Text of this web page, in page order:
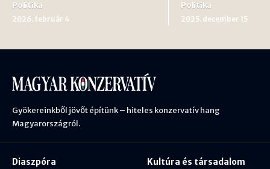
Politika
2026. február 4
Politika
2025. december 15
Gyökereinkből jövőt építünk – hiteles konzervatív hang
Magyarországról.
Diaszpóra
Kultúra és társadalom